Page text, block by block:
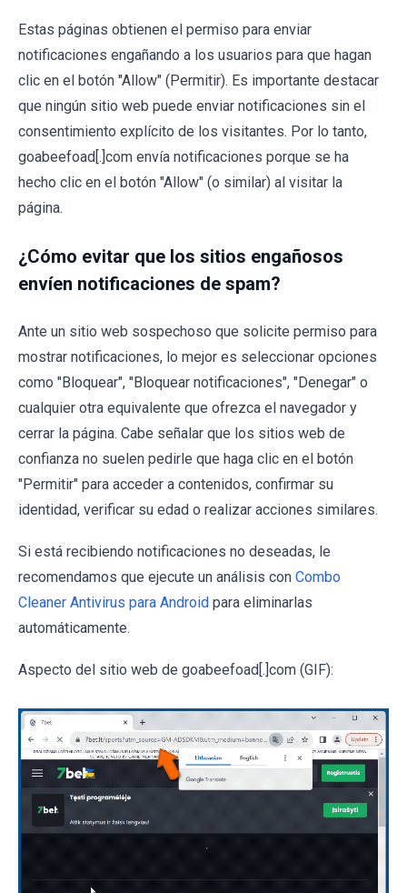
Estas páginas obtienen el permiso para enviar
notificaciones engañando a los usuarios para que hagan
clic en el botón "Allow" (Permitir). Es importante destacar
que ningún sitio web puede enviar notificaciones sin el
consentimiento explícito de los visitantes. Por lo tanto,
goabeefoad[.]com envía notificaciones porque se ha
hecho clic en el botón "Allow" (o similar) al visitar la
página.
¿Cómo evitar que los sitios engañosos
envíen notificaciones de spam?
Ante un sitio web sospechoso que solicite permiso para
mostrar notificaciones, lo mejor es seleccionar opciones
como "Bloquear", "Bloquear notificaciones", "Denegar" o
cualquier otra equivalente que ofrezca el navegador y
cerrar la página. Cabe señalar que los sitios web de
confianza no suelen pedirle que haga clic en el botón
"Permitir" para acceder a contenidos, confirmar su
identidad, verificar su edad o realizar acciones similares.
Si está recibiendo notificaciones no deseadas, le
recomendamos que ejecute un análisis con Combo
Cleaner Antivirus para Android para eliminarlas
automáticamente.
Aspecto del sitio web de goabeefoad[.]com (GIF):